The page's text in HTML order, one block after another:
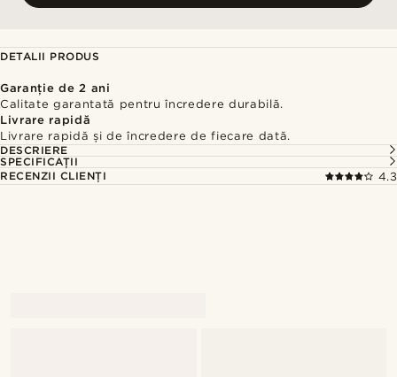
DETALII PRODUS
Garanție de 2 ani
Calitate garantată pentru încredere durabilă.
Livrare rapidă
Livrare rapidă și de încredere de fiecare dată.
DESCRIERE
SPECIFICAȚII
RECENZII CLIENȚI
4.3